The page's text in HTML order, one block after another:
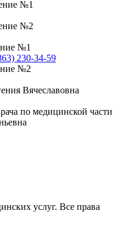
№1
№2
№1
230-34-59
№2
Вячеславовна
по медицинской части
услуг. Все права